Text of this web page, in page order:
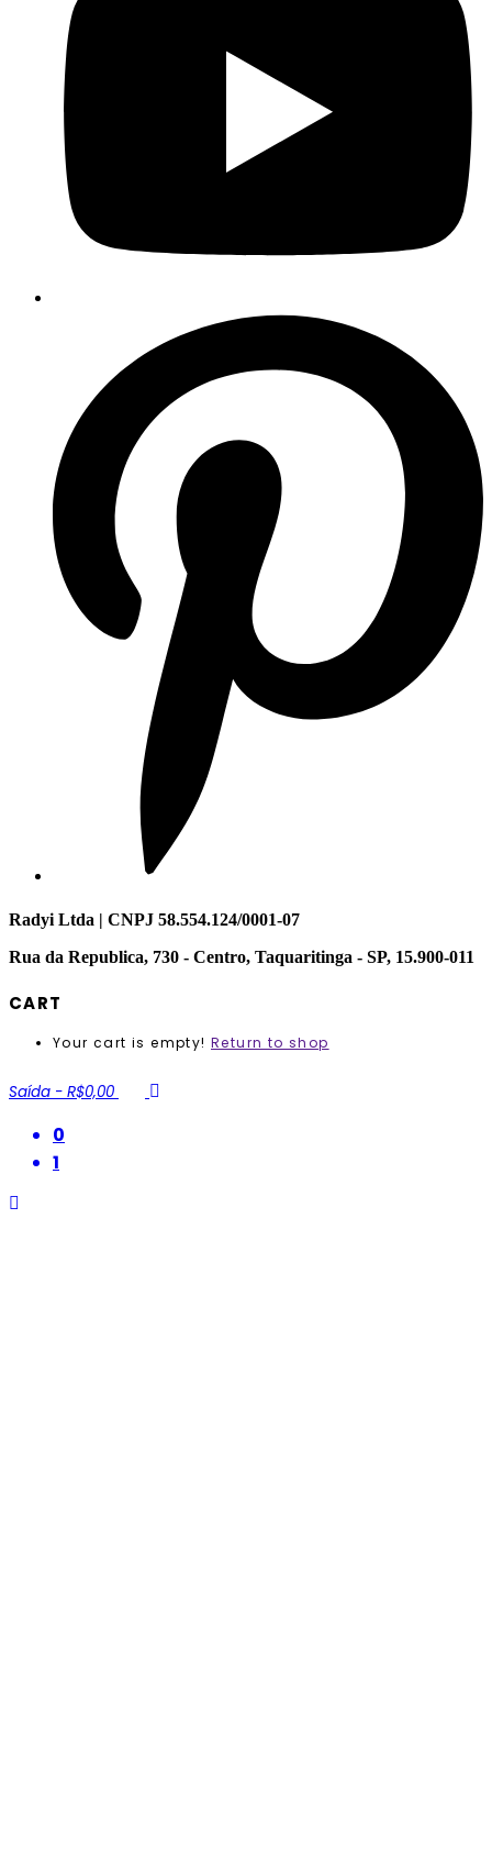
Radyi Ltda | CNPJ 58.554.124/0001-07
Rua da Republica, 730 - Centro, Taquaritinga - SP, 15.900-011
CART
Your cart is empty! Return to shop
Saída - R$0,00
0
1